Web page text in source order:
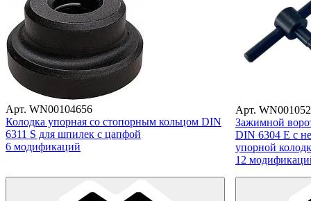
Арт. WN00104656
Колодка упорная со стопорным кольцом DIN
6311 S для шпилек с цапфой
6 модификаций
Арт.
Зажимной
DIN 6304 E с
упорной
12